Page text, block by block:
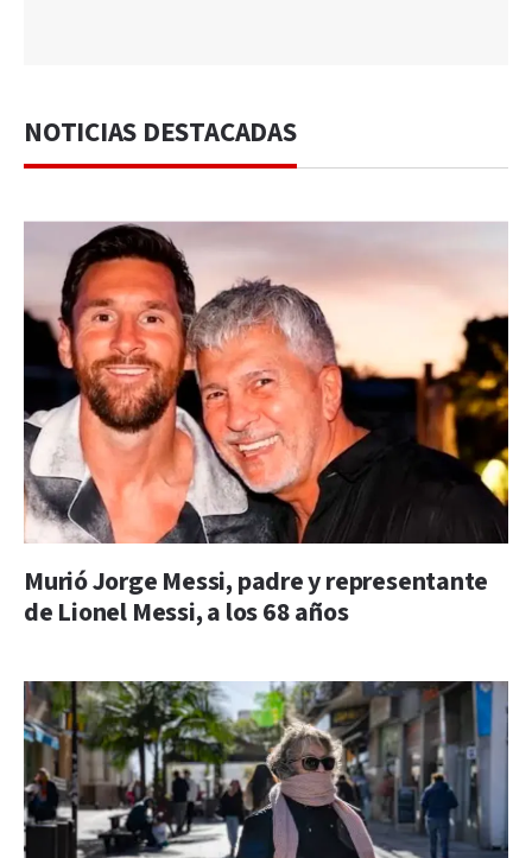
NOTICIAS DESTACADAS
Murió Jorge Messi, padre y representante
de Lionel Messi, a los 68 años